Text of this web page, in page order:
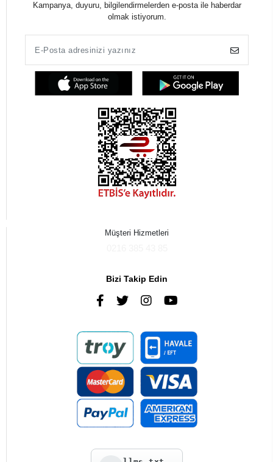
Kampanya, duyuru, bilgilendirmelerden e-posta ile haberdar
olmak istiyorum.
Müşteri Hizmetleri
Bizi Takip Edin